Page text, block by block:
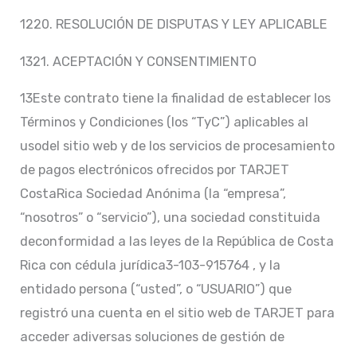
1220. RESOLUCIÓN DE DISPUTAS Y LEY APLICABLE
1321. ACEPTACIÓN Y CONSENTIMIENTO
13Este contrato tiene la finalidad de establecer los
Términos y Condiciones (los “TyC”) aplicables al
usodel sitio web y de los servicios de procesamiento
de pagos electrónicos ofrecidos por TARJET
CostaRica Sociedad Anónima (la “empresa”,
“nosotros” o “servicio”), una sociedad constituida
deconformidad a las leyes de la República de Costa
Rica con cédula jurídica3-103-915764 , y la
entidado persona (“usted”, o “USUARIO”) que
registró una cuenta en el sitio web de TARJET para
acceder adiversas soluciones de gestión de